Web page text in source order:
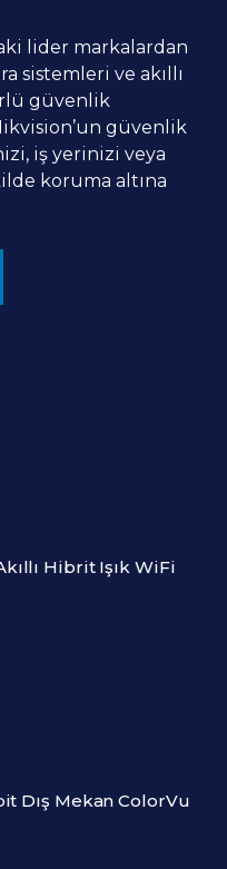
lider markalardan
sistemleri ve akıllı
güvenlik
güvenlik
iş yerinizi veya
koruma altına
Hibrit Işık WiFi
Dış Mekan ColorVu